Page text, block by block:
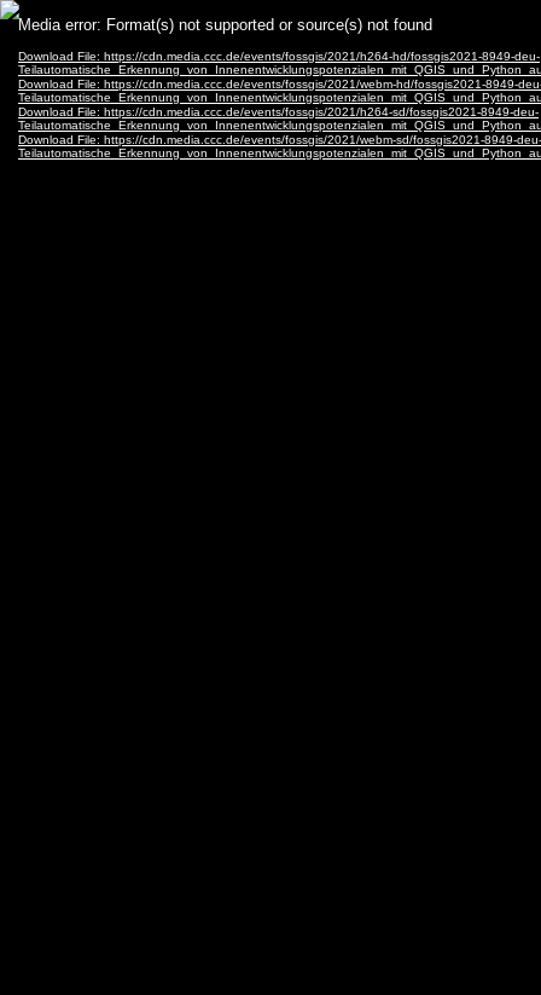
Video
Player
Media error: Format(s) not supported or source(s) not found
Download File: https://cdn.media.ccc.de/events/fossgis/2021/h264-hd/fossgis2021-8949-deu-
Download File: https://cdn.media.ccc.de/events/fossgis/2021/webm-hd/fossgis2021-8949-
Download File: https://cdn.media.ccc.de/events/fossgis/2021/h264-sd/fossgis2021-8949-deu-
Download File: https://cdn.media.ccc.de/events/fossgis/2021/webm-sd/fossgis2021-8949-deu-